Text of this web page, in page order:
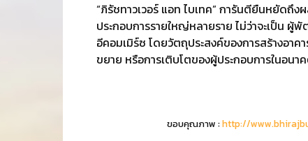
“ภิรัชทาวเวอร์ แอท ไบเทค” การันตียืนหยัดถึ
ประกอบการรายใหญ่หลายราย ไม่ว่าจะเป็น
อีคอมเมิร์ซ โดยวัตถุประสงค์ของการสร้างอา
ขยาย หรือการเติบโตของผู้ประกอบการในอน
ขอบคุณภาพ :http://